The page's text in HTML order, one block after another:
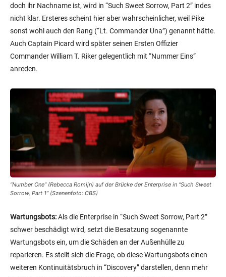
Auch Captain Picard wird später seinen Ersten Offizier
Commander William T. Riker gelegentlich mit “Nummer Eins”
anreden.
“Number One” (Rebecca Romijn) auf der Brücke der Enterprise in “Such Sweet
Wartungsbots: Als die Enterprise in “Such Sweet Sorrow, Part 2”
schwer beschädigt wird, setzt die Besatzung sogenannte
reparieren. Es stellt sich die Frage, ob diese Wartungsbots einen
weiteren Kontinuitätsbruch in “Discovery” darstellen, denn mehr
als 100 Jahre später gelten intelligente und effektive
Reparaturdrohnen noch als technische Innovation, wie die “The
Next Generation”-Episode “Datas Hypothese” / “The Quality of